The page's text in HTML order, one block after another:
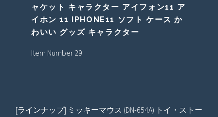
ャケット キャラクター アイフォン11 ア
イホン 11 IPHONE11 ソフト ケース か
わいい グッズ キャラクター
Item Number 29
[ラインナップ] ミッキーマウス (DN-654A) トイ・ストー